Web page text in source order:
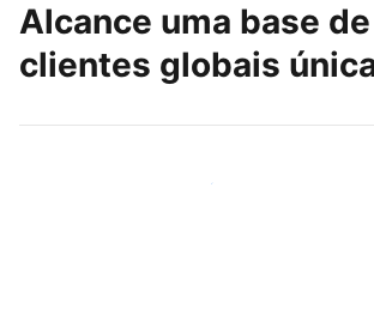
Alcance uma base de
clientes globais
Chegue hoje mesmo a novas pessoas